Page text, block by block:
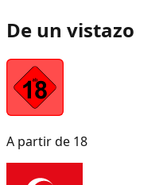
De un vistazo
A partir de 18